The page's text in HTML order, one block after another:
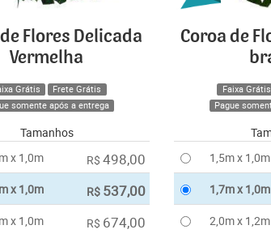
Flores Delicada
Vermelha
Grátis
Frete Grátis
somente após a entrega
Tamanhos
x 1,0m
R$ 498,00
x 1,0m R$ 537,00
x 1,0m R$ 674,00
Coroa de
Faixa Grátis
Pague
1,5m x 1,0m
1,7m x 1,0m
2,0m x 1,2m